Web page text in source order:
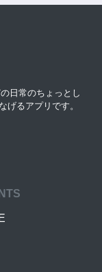
日常のちょっとし
げるアプリです。